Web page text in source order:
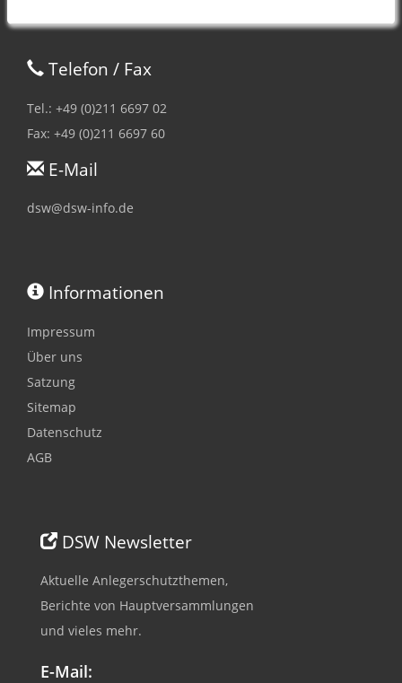
Telefon / Fax
Tel.: +49 (0)211 6697 02
Fax: +49 (0)211 6697 60
E-Mail
dsw@dsw-info.de
Informationen
Impressum
Über uns
Satzung
Sitemap
Datenschutz
AGB
DSW Newsletter
Aktuelle Anlegerschutzthemen,
Berichte von Hauptversammlungen
und vieles mehr.
E-Mail: